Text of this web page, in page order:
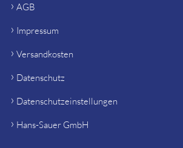
AGB
Impressum
Versandkosten
Datenschutz
Datenschutzeinstellungen
Hans-Sauer GmbH